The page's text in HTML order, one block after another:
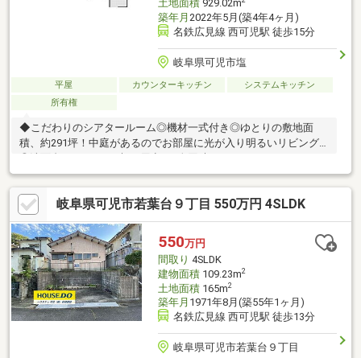
土地面積929.02m
築年月 2022年5月(築4年4ヶ月)
名鉄広見線 西可児駅 徒歩15分
岐阜県可児市塩
平屋 カウンターキッチン
システムキッチン
所有権
◆こだわりのシアタールーム◎機材一式付き◎ゆとりの敷地面
積、約291坪！中庭があるのでお部屋に光が入り明るいリビング
◎洗面台が2つあり、朝の用意も2人同時にできます♪カースペー
ス広々◎
岐阜県可児市若葉台９丁目 550万円 4SLDK
550万円
間取り 4SLDK
建物面積109.23m2
土地面積165m2
築年月 1971年8月(築55年1ヶ月)
名鉄広見線 西可児駅 徒歩13分
岐阜県可児市若葉台９丁目